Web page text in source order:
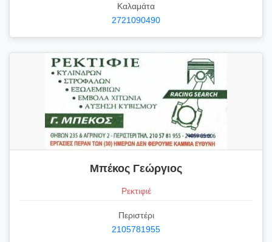
Καλαμάτα
2721090490
Μπέκος Γεώργιος
Ρεκτιφιέ
Περιστέρι
2105781955